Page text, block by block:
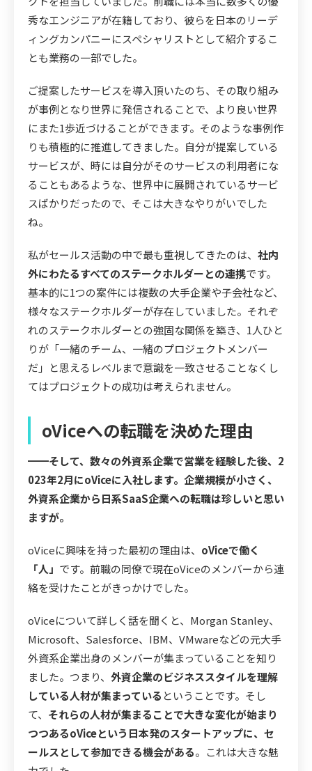
秀なエンジニアが在籍しており、彼らを日本のリーデ
ィングカンパニーにスペシャリストとして紹介するこ
とも業務の一部でした。
ご提案したサービスを導入頂いたのち、その取り組み
が事例となり世界に発信されることで、より良い世界
にまた1歩近づけることができます。そのような事例作
りも積極的に推進してきました。自分が提案している
サービスが、時には自分がそのサービスの利用者にな
ることもあるような、世界中に展開されているサービ
スばかりだったので、そこは大きなやりがいでした
ね。
私がセールス活動の中で最も重視してきたのは、 社内
外にわたるすべてのステークホルダーとの連携です。
基本的に1つの案件には複数の大手企業や子会社など、
様々なステークホルダーが存在していました。それぞ
れのステークホルダーとの強固な関係を築き、1人ひと
りが「一緒のチーム、一緒のプロジェクトメンバー
だ」と思えるレベルまで意識を一致させることなくし
てはプロジェクトの成功は考えられません。
oViceへの転職を決めた理由
━━そして、数々の外資系企業で営業を経験した後、2
023年2月にoViceに入社します。企業規模が小さく、
外資系企業から日系SaaS企業への転職は珍しいと思い
ますが。
oViceに興味を持った最初の理由は、 oViceで働く
「人」 です。前職の同僚で現在oViceのメンバーから連
絡を受けたことがきっかけでした。
oViceについて詳しく話を聞くと、Morgan Stanley、
Microsoft、Salesforce、IBM、VMwareなどの元大手
外資系企業出身のメンバーが集まっていることを知り
ました。つまり、 外資企業のビジネススタイルを理解
している人材が集まっている ということです。そし
て、 それらの人材が集まることで大きな変化が始まり
つつあるoViceという日本発のスタートアップに、セ
ールスとして参加できる機会がある。これは大きな魅